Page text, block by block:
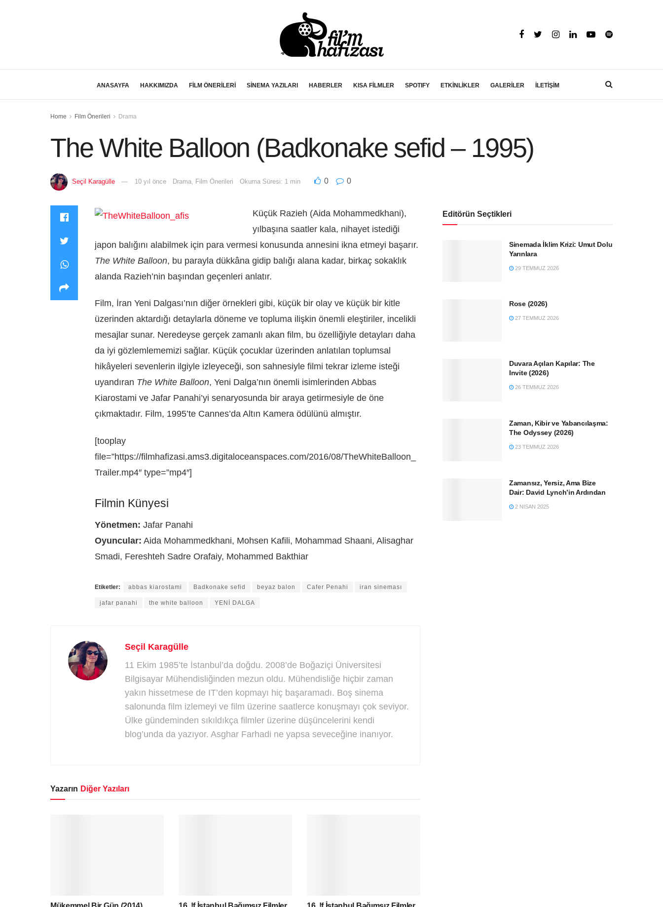
ANASAYFA HAKKIMIZDA FİLM ÖNERİLERİ SİNEMA YAZILARI HABERLER KISA FİLMLER SPOTIFY ETKİNLİKLER GALERİLER İLETİŞİM
Home Film Önerileri Drama
The White Balloon (Badkonake sefid – 1995)
Seçil Karagülle 10 yıl önce Drama Film Önerileri Okuma Süresi: 1 min 0 0
Küçük Razieh (Aida Mohammedkhani),
yılbaşına saatler kala, nihayet istediği
japon balığını alabilmek için para vermesi konusunda annesini ikna etmeyi başarır.
The White Balloon, bu parayla dükkâna gidip balığı alana kadar, birkaç sokaklık
alanda Razieh’nin başından geçenleri anlatır.
Film, İran Yeni Dalgası’nın diğer örnekleri gibi, küçük bir olay ve küçük bir kitle
üzerinden aktardığı detaylarla döneme ve topluma ilişkin önemli eleştiriler, incelikli
mesajlar sunar. Neredeyse gerçek zamanlı akan film, bu özelliğiyle detayları daha
da iyi gözlemlememizi sağlar. Küçük çocuklar üzerinden anlatılan toplumsal
hikâyeleri sevenlerin ilgiyle izleyeceği, son sahnesiyle filmi tekrar izleme isteği
uyandıran The White Balloon, Yeni Dalga’nın önemli isimlerinden Abbas
Kiarostami ve Jafar Panahi’yi senaryosunda bir araya getirmesiyle de öne
çıkmaktadır. Film, 1995’te Cannes’da Altın Kamera ödülünü almıştır.
[tooplay
file=”https://filmhafizasi.ams3.digitaloceanspaces.com/2016/08/TheWhiteBalloon_
Trailer.mp4″ type=”mp4″]
Filmin Künyesi
Yönetmen: Jafar Panahi
Oyuncular: Aida Mohammedkhani, Mohsen Kafili, Mohammad Shaani, Alisaghar
Smadi, Fereshteh Sadre Orafaiy, Mohammed Bakthiar
Etiketler: abbas kiarostami Badkonake sefid beyaz balon Cafer Penahi iran sineması
jafar panahi the white balloon YENİ DALGA
Seçil Karagülle
11 Ekim 1985’te İstanbul’da doğdu. 2008’de Boğaziçi Üniversitesi
Bilgisayar Mühendisliğinden mezun oldu. Mühendisliğe hiçbir zaman
yakın hissetmese de IT’den kopmayı hiç başaramadı. Boş sinema
salonunda film izlemeyi ve film üzerine saatlerce konuşmayı çok seviyor.
Ülke gündeminden sıkıldıkça filmler üzerine düşüncelerini kendi
blog’unda da yazıyor. Asghar Farhadi ne yapsa seveceğine inanıyor.
Yazarın Diğer Yazıları
Editörün Seçtikleri
Sinemada İklim Krizi: Umut Dolu
Yarınlara
29 TEMMUZ 2026
Rose (2026)
27 TEMMUZ 2026
Duvara Açılan Kapılar: The
Invite (2026)
26 TEMMUZ 2026
Zaman, Kibir ve Yabancılaşma:
The Odyssey (2026)
23 TEMMUZ 2026
Zamansız, Yersiz, Ama Bize
Dair: David Lynch’in Ardından
2 NISAN 2025